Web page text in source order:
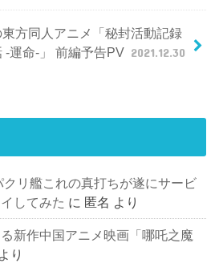
方同人アニメ「秘封活動記録
-運命-」 前編予告PV 2021.12.30
クリ艦これの真打ちが遂にサービ
してみた に 匿名 より
新作中国アニメ映画「哪吒之魔
より